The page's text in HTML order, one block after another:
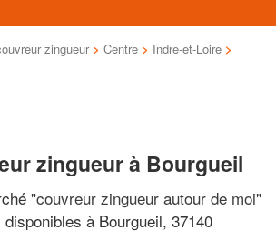
zingueur > Centre > Indre-et-Loire >
zingueur à Bourgueil
"couvreur zingueur autour de moi"
à Bourgueil, 37140